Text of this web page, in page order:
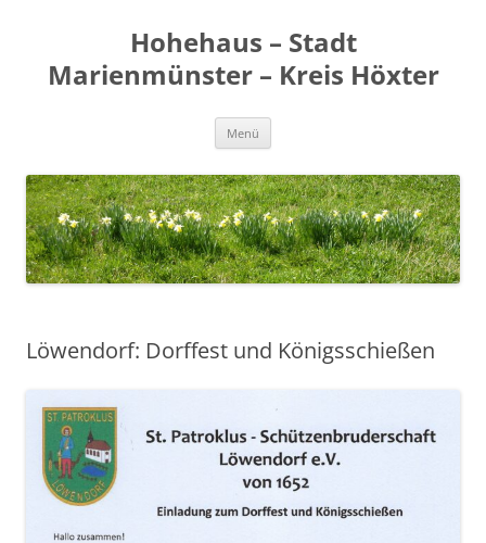
Hohehaus – Stadt
Marienmünster – Kreis Höxter
Menü
Löwendorf: Dorffest und Königsschießen